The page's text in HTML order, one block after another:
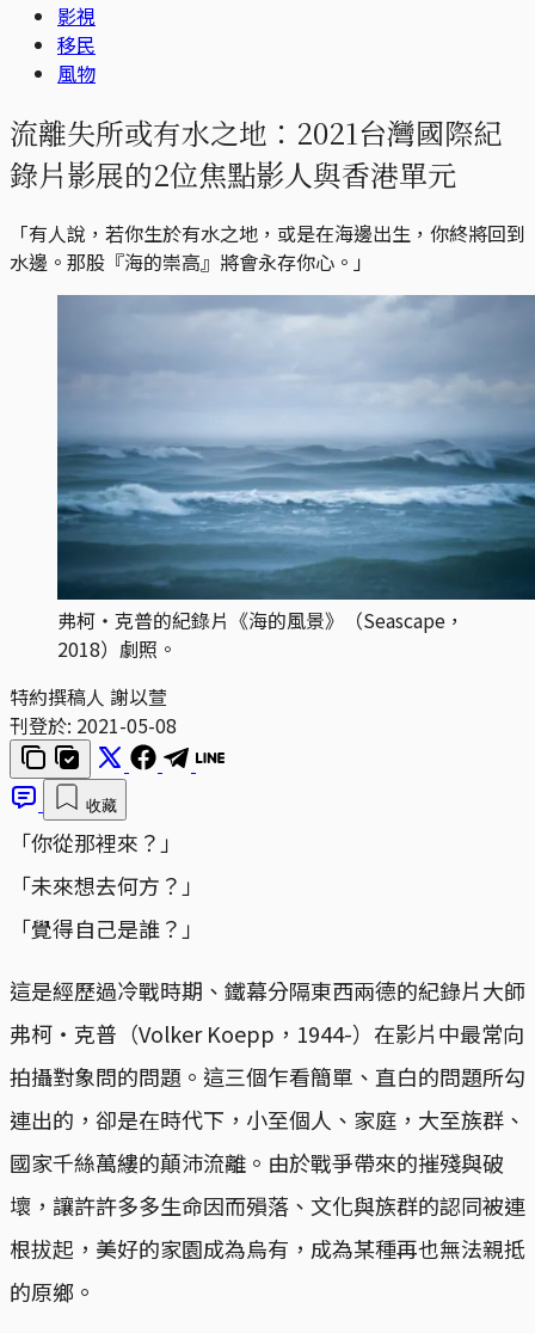
影視
移民
風物
流離失所或有水之地：2021台灣國際紀
錄片影展的2位焦點影人與香港單元
「有人說，若你生於有水之地，或是在海邊出生，你終將回到
水邊。那股『海的崇高』將會永存你心。」
弗柯・克普的紀錄片《海的風景》（Seascape，
2018）劇照。
特約撰稿人 謝以萱
刊登於: 2021-05-08
收藏
「你從那裡來？」
「未來想去何方？」
「覺得自己是誰？」
這是經歷過冷戰時期、鐵幕分隔東西兩德的紀錄片大師
弗柯・克普（Volker Koepp，1944-）在影片中最常向
拍攝對象問的問題。這三個乍看簡單、直白的問題所勾
連出的，卻是在時代下，小至個人、家庭，大至族群、
國家千絲萬縷的顛沛流離。由於戰爭帶來的摧殘與破
壞，讓許許多多生命因而殞落、文化與族群的認同被連
根拔起，美好的家園成為烏有，成為某種再也無法親抵
的原鄉。